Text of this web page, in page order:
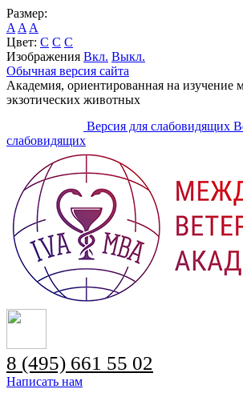
Размер:
A A A
Цвет: C C C
Изображения Вкл. Выкл.
Обычная версия сайта
Академия, ориентированная на изучение
экзотических животных
Версия для слабовидящих
слабовидящих
8 (495) 661 55 02
Написать нам